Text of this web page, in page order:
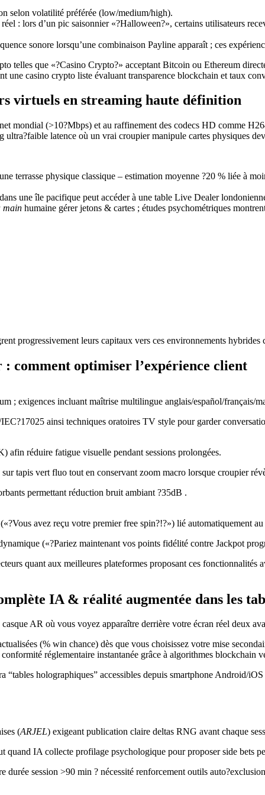
selon volatilité préférée (low/medium/high).
: lors d’un pic saisonnier «?Halloween?», certains utilisateurs
sonore lorsqu’une combinaison Payline apparaît ; ces
telles que «?Casino Crypto?» acceptant Bitcoin ou Ethereum
casino crypto liste évaluant transparence blockchain et taux
virtuels en streaming haute définition
mondial (>10?Mbps) et au raffinement des codecs HD comme
latence où un vrai croupier manipule cartes physiques
terrasse physique classique – estimation moyenne ?20 % liée à
une île pacifique peut accéder à une table Live Dealer
main humaine gérer jetons & cartes ; études psychométriques
progressivement leurs capitaux vers ces environnements
comment optimiser l’expérience client
; exigences incluant maîtrise multilingue anglais/español/français/
ainsi techniques oratoires TV style pour garder
réduire fatigue visuelle pendant sessions prolongées.
tapis vert fluo tout en conservant zoom macro lorsque croupier
permettant réduction bruit ambiant ?35dB .
avez reçu votre premier free spin?!?») lié automatiquement
(«?Pariez maintenant vos points fidélité contre Jackpot
quant aux meilleures plateformes proposant ces fonctionnalités
IA & réalité augmentée dans les
AR où vous voyez apparaître derrière votre écran réel deux
(% win chance) dès que vous choisissez votre mise
réglementaire instantanée grâce à algorithmes blockchain
holographiques” accessibles depuis smartphone Android/
(ARJEL) exigeant publication claire deltas RNG avant chaque
quand IA collecte profilage psychologique pour proposer side bets
session >90 min ? nécessité renforcement outils